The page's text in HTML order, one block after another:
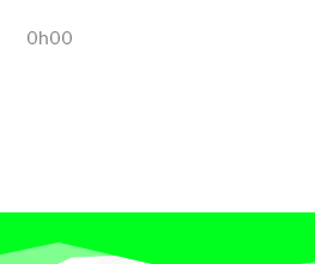
0h00